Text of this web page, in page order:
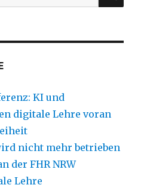
KI und
digitale Lehre voran
nicht mehr betrieben
der FHR NRW
Lehre